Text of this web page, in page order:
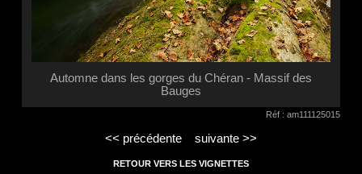
Automne dans les gorges du Chéran - Massif des
Bauges
Réf : am111125015
<< précédente suivante >>
RETOUR VERS LES VIGNETTES